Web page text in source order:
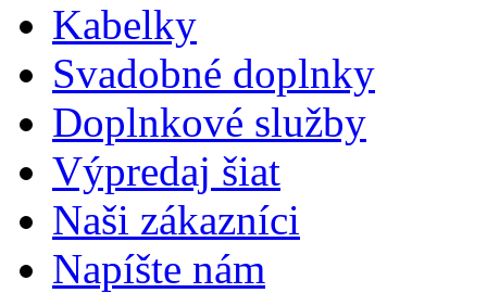
Kabelky
Svadobné doplnky
Doplnkové služby
Výpredaj šiat
Naši zákazníci
Napíšte nám